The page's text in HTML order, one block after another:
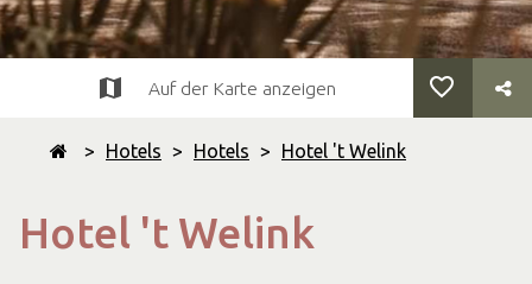
> Hotels > Hotels > Hotel 't Welink
Hotel 't Welink
Auf der Karte anzeigen